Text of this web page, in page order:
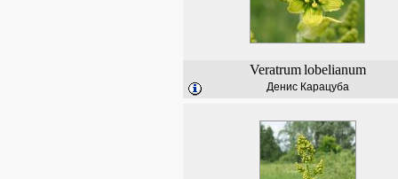
Veratrum lobelianum
Денис Карацуба